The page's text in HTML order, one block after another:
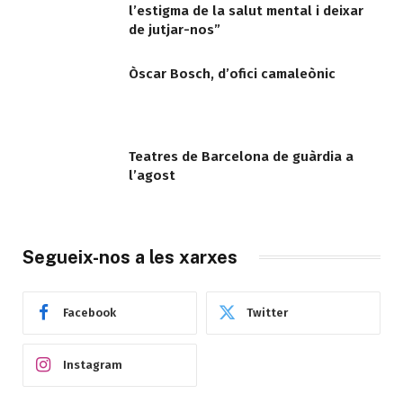
l’estigma de la salut mental i deixar
de jutjar-nos”
Òscar Bosch, d’ofici camaleònic
Teatres de Barcelona de guàrdia a
l’agost
Segueix-nos a les xarxes
Facebook Twitter
Instagram